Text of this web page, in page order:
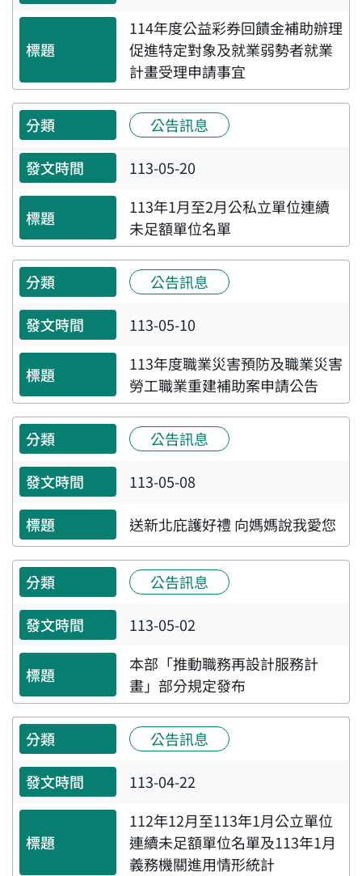
114年度公益彩券回饋金補助辦理
促進特定對象及就業弱勢者就業
計畫受理申請事宜
公告訊息
113-05-20
113年1月至2月公私立單位連續
未足額單位名單
公告訊息
113-05-10
113年度職業災害預防及職業災害
勞工職業重建補助案申請公告
公告訊息
113-05-08
送新北庇護好禮 向媽媽說我愛您
公告訊息
113-05-02
本部「推動職務再設計服務計
畫」部分規定發布
公告訊息
113-04-22
112年12月至113年1月公立單位
連續未足額單位名單及113年1月
義務機關進用情形統計